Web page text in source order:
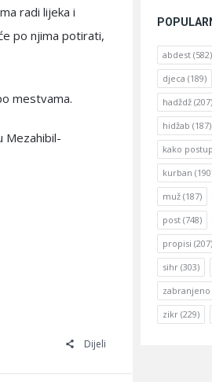
radi lijeka i
po njima potirati,
mestvama.
Mezahibil-
Dijeli
abdest (582)
djeca (189)
hadždž (207)
hidžab (187)
kako
kurban
muž (187)
post (748)
propisi (207)
sihr (303)
zabranjeno
zikr (229)